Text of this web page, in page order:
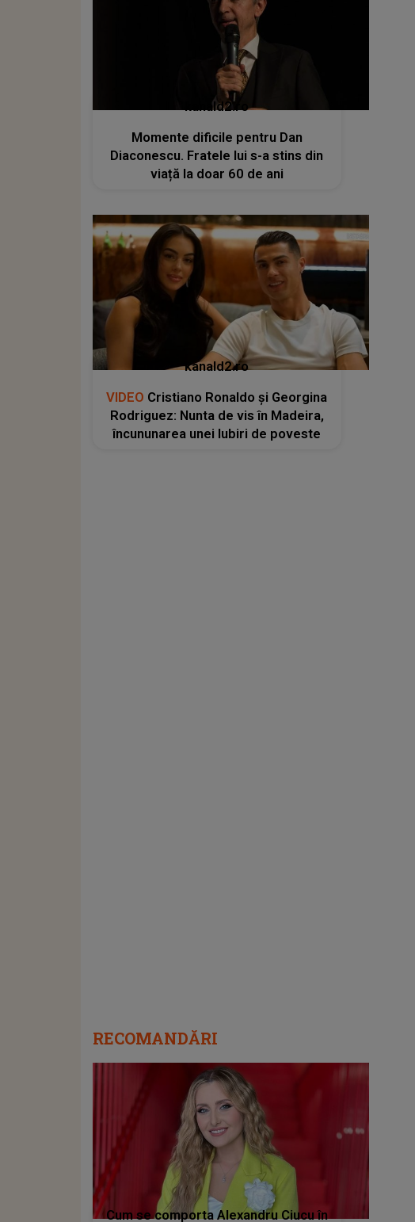
kanald2.ro
Momente dificile pentru Dan
Diaconescu. Fratele lui s-a stins din
viață la doar 60 de ani
kanald2.ro
VIDEO Cristiano Ronaldo și Georgina
Rodriguez: Nunta de vis în Madeira,
încununarea unei Iubiri de poveste
RECOMANDĂRI
Cum se comporta Alexandru Ciucu în